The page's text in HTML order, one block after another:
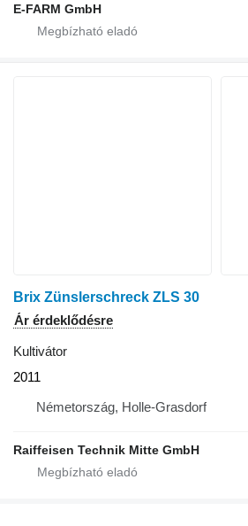
E-FARM GmbH
Brix Zünslerschreck ZLS 30
Ár érdeklődésre
Kultivátor
2011
Németország, Holle-Grasdorf
Raiffeisen Technik Mitte GmbH